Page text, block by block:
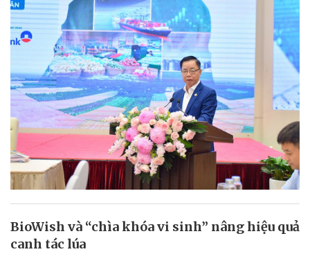
BioWish và “chìa khóa vi sinh” nâng hiệu quả
canh tác lúa